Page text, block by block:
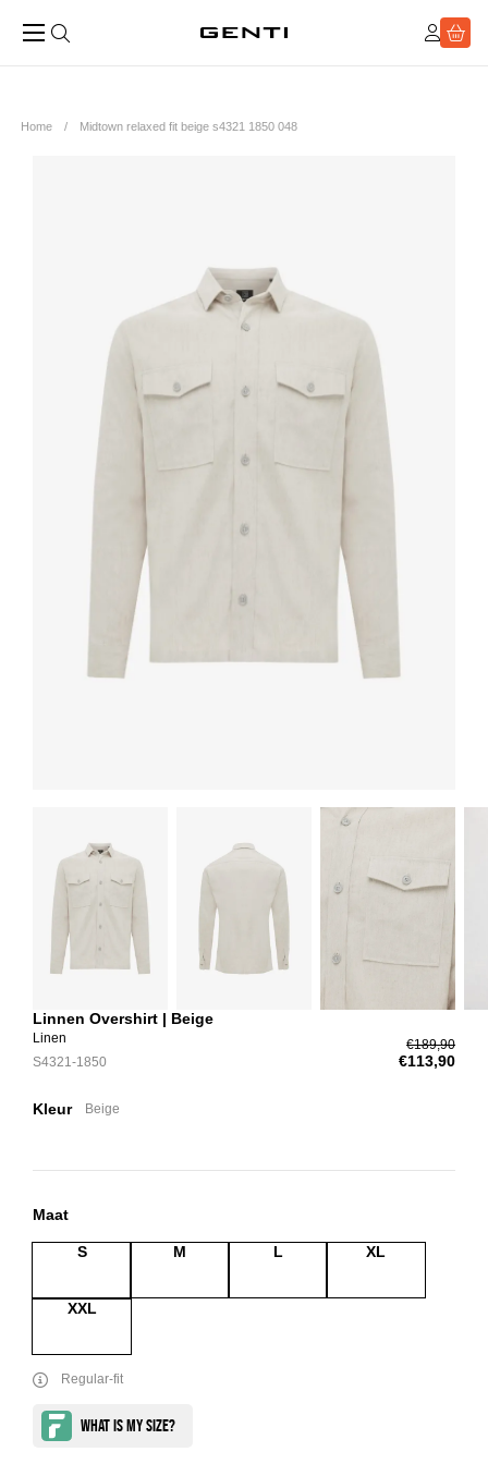
Home Midtown relaxed fit beige s4321 1850 048
Linnen Overshirt | Beige
Linen
S4321-1850
€189,90
€113,90
Kleur Beige
Maat
S M L XL
XXL
Regular-fit